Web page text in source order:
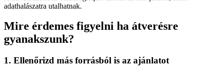
adathalászatra utalhatnak.
Mire érdemes figyelni ha átverésre
gyanakszunk?
1. Ellenőrizd más forrásból is az ajánlatot